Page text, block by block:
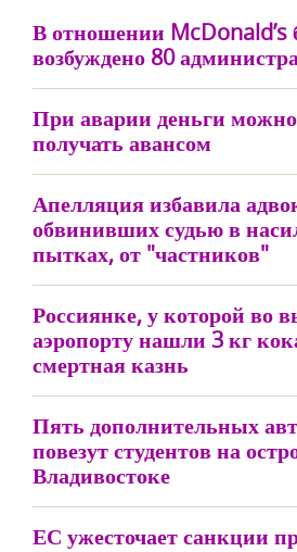
В отношении McDonald’s
возбуждено 80
При аварии деньги можно
получать авансом
Апелляция избавила
обвинивших судью в
пытках, от "частников"
Россиянке, у которой во
аэропорту нашли 3 кг
смертная казнь
Пять дополнительных
повезут студентов на
Владивостоке
ЕС ужесточает санкции